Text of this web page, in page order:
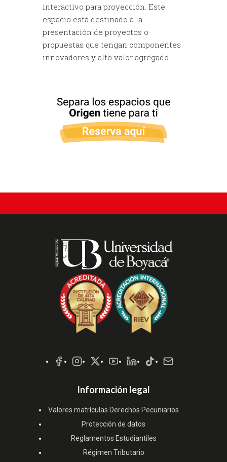
interactivo para proyección. Este
espacio está destinado a la
presentación de proyectos o
propuestas que tengan componentes
innovadores y alto valor agregado.
Sociales
Información legal
Valores matrículas Derechos Pecuniarios
Protección de datos
Reglamentos Estudiantiles
Régimen Tributario